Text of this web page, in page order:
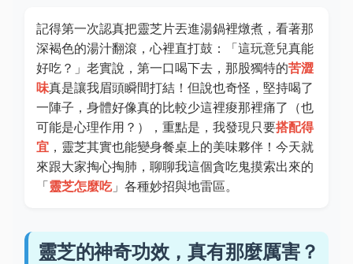
記得第一次認真把靈芝片丟進湯鍋裡燉煮，看著那
深褐色的湯汁翻滾，心裡直打鼓：「這玩意兒真能
好吃？」老實說，第一口喝下去，那股獨特的苦澀
味真是讓我眉頭瞬間打結！但說也奇怪，堅持喝了
一陣子，身體好像真的比較少這裡痠那裡痛了（也
可能是心理作用？），重點是，我發現只要搭配得
宜 ，靈芝其實也能變身餐桌上的美味夥伴！今天就
來跟大家掏心掏肺，聊聊我這個貪吃鬼摸索出來的
「靈芝怎麼吃」各種妙招與地雷區。
靈芝的神奇功效，真有那麼厲害？